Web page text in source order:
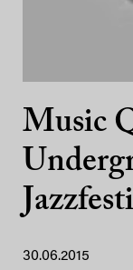
Music
30.06.2015